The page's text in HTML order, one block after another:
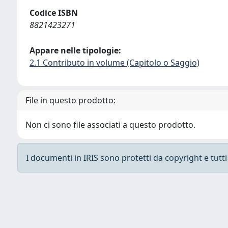
Codice ISBN
8821423271
Appare nelle tipologie:
2.1 Contributo in volume (Capitolo o Saggio)
File in questo prodotto:
Non ci sono file associati a questo prodotto.
I documenti in IRIS sono protetti da copyright e